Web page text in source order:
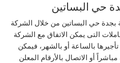
حي البساتين
بجدة حي البساتين من خلال الشركة
التى يمكن الاتفاق مع الشركة
بالساعة أو بالشهر، فيمكن
أو الاتصال بالأرقام المعلن